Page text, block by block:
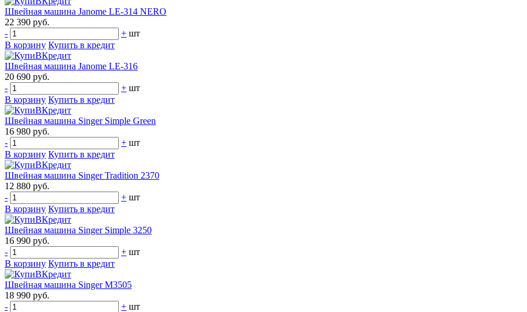
Швейная машина Janome LE-314 NERO
22 390 руб.
-
+ шт
В корзину Купить в кредит
Швейная машина Janome LE-316
20 690 руб.
-
+ шт
В корзину Купить в кредит
Швейная машина Singer Simple Green
16 980 руб.
-
+ шт
В корзину Купить в кредит
Швейная машина Singer Tradition 2370
12 880 руб.
-
+ шт
В корзину Купить в кредит
Швейная машина Singer Simple 3250
16 990 руб.
-
+ шт
В корзину Купить в кредит
Швейная машина Singer M3505
18 990 руб.
-
+ шт